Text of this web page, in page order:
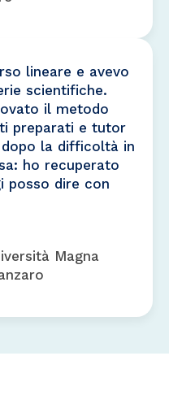
lineare e avevo
scientifiche.
il metodo
preparati e tutor
la difficoltà in
ho recuperato
posso dire con
Magna